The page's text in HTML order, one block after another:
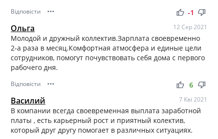
Відповісти ••• thumb_up thumb_down
-1
Ольга 12 Сер 2021
Молодой и дружный коллектив.Зарплата своевременно
2-а раза в месяц.Комфортная атмосфера и единые цели
сотрудников, помогут почувствовать себя дома с первого
рабочего дня.
Відповісти ••• thumb_up thumb_down
6
Василий 7 Кві 2021
В компании всегда своевременная выплата заработной
платы , есть карьерный рост и приятный колектив,
который друг другу помогает в различных ситуациях.